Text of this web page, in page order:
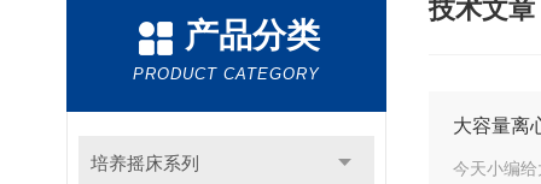
产品分类
PRODUCT CATEGORY
培养摇床系列
技术文章
大容量离
今天小编